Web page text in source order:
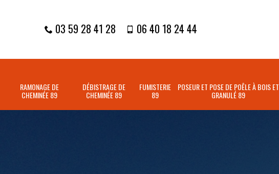
03 59 28 41 28 06 40 18 24 44
RAMONAGE DE
CHEMINÉE 89
DÉBISTRAGE DE
CHEMINÉE 89
FUMISTERIE
89
POSEUR ET POSE DE POÊLE À BOIS ET
GRANULÉ 89